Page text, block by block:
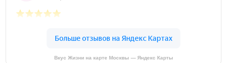
Вкус Жизни на карте Москвы — Яндекс Карты